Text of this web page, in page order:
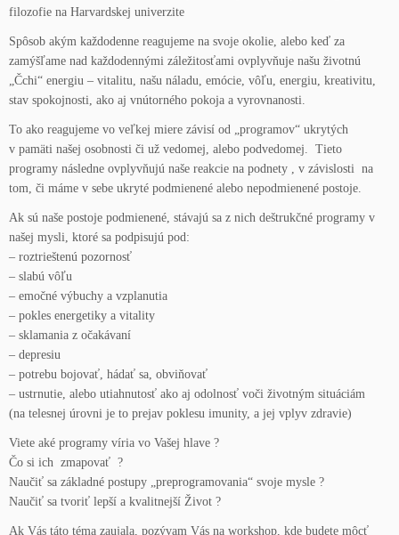
filozofie na Harvardskej univerzite
Spôsob akým každodenne reagujeme na svoje okolie, alebo keď za
zamýšľame nad každodennými záležitosťami ovplyvňuje našu životnú
„Čchi“ energiu – vitalitu, našu náladu, emócie, vôľu, energiu, kreativitu,
stav spokojnosti, ako aj vnútorného pokoja a vyrovnanosti.
To ako reagujeme vo veľkej miere závisí od „programov“ ukrytých
v pamäti našej osobnosti či už vedomej, alebo podvedomej. Tieto
programy následne ovplyvňujú naše reakcie na podnety , v závislosti na
tom, či máme v sebe ukryté podmienené alebo nepodmienené postoje.
Ak sú naše postoje podmienené, stávajú sa z nich deštrukčné programy v
našej mysli, ktoré sa podpisujú pod:
– roztrieštenú pozornosť
– slabú vôľu
– emočné výbuchy a vzplanutia
– pokles energetiky a vitality
– sklamania z očakávaní
– depresiu
– potrebu bojovať, hádať sa, obviňovať
– ustrnutie, alebo utiahnutosť ako aj odolnosť voči životným situáciám
(na telesnej úrovni je to prejav poklesu imunity, a jej vplyv zdravie)
Viete aké programy víria vo Vašej hlave ?
Čo si ich zmapovať ?
Naučiť sa základné postupy „preprogramovania“ svoje mysle ?
Naučiť sa tvoriť lepší a kvalitnejší Život ?
Ak Vás táto téma zaujala, pozývam Vás na workshop, kde budete môcť